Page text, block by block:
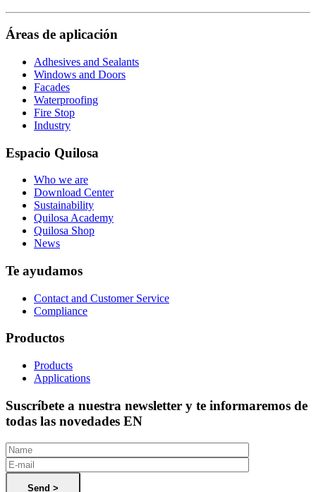
page
https://www.facebook.com/QuilosaSelenaIberia/
page
Áreas de aplicación
Adhesives and Sealants
Windows and Doors
Facades
Waterproofing
Fire Stop
Industry
Espacio Quilosa
Who we are
Download Center
Sustainability
Quilosa Academy
Quilosa Shop
News
Te ayudamos
Contact and Customer Service
Compliance
Productos
Products
Applications
Suscríbete a nuestra newsletter y te informaremos de
todas las novedades EN